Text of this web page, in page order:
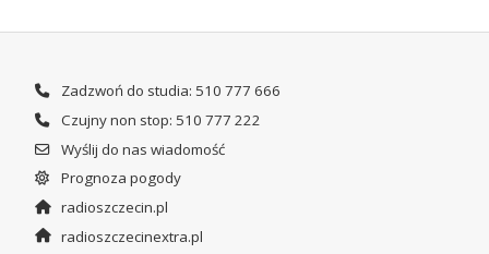
Zadzwoń do studia: 510 777 666
Czujny non stop: 510 777 222
Wyślij do nas wiadomość
Prognoza pogody
radioszczecin.pl
radioszczecinextra.pl